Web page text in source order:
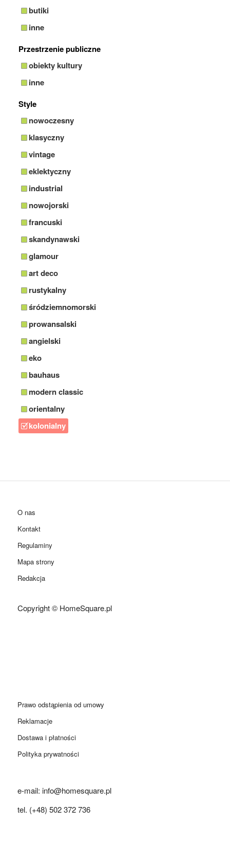
butiki
inne
Przestrzenie publiczne
obiekty kultury
inne
Style
nowoczesny
klasyczny
vintage
eklektyczny
industrial
nowojorski
francuski
skandynawski
glamour
art deco
rustykalny
śródziemnomorski
prowansalski
angielski
eko
bauhaus
modern classic
orientalny
kolonialny
O nas
Kontakt
Regulaminy
Mapa strony
Redakcja
Copyright © HomeSquare.pl
Prawo odstąpienia od umowy
Reklamacje
Dostawa i płatności
Polityka prywatności
e-mail: info@homesquare.pl
tel. (+48) 502 372 736